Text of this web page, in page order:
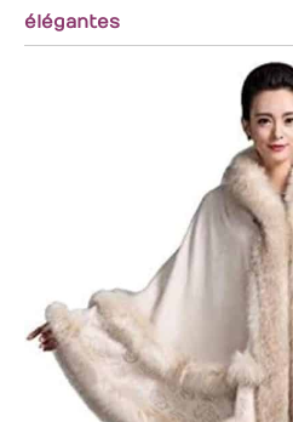
élégantes